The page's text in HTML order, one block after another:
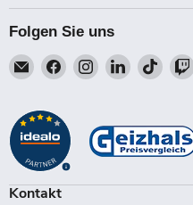
Folgen Sie uns
Email
Talk-
Finden
Sie
auf
Facebook
Finden
Sie
auf
Instagram
Finden
Sie
auf
LinkedIn
Sie
auf
Kontakt